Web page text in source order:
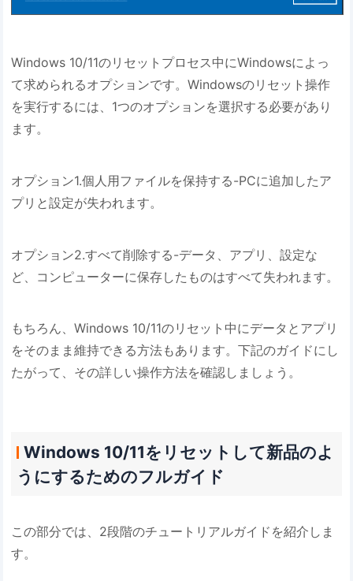
Windows 10/11のリセットプロセス中にWindowsによっ
て求められるオプションです。Windowsのリセット操作
を実行するには、1つのオプションを選択する必要があり
ます。
オプション1.個人用ファイルを保持する-PCに追加したア
プリと設定が失われます。
オプション2.すべて削除する-データ、アプリ、設定な
ど、コンピューターに保存したものはすべて失われます。
もちろん、Windows 10/11のリセット中にデータとアプリ
をそのまま維持できる方法もあります。下記のガイドにし
たがって、その詳しい操作方法を確認しましょう。
Windows 10/11をリセットして新品のよ
うにするためのフルガイド
この部分では、2段階のチュートリアルガイドを紹介しま
す。